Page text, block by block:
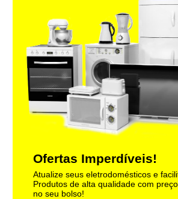
Ofertas Imperdíveis!
Atualize seus eletrodomésticos e
Produtos de alta qualidade com
no seu bolso!